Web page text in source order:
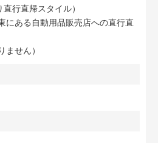
行直帰スタイル）
にある自動用品販売店への直行直
ません）